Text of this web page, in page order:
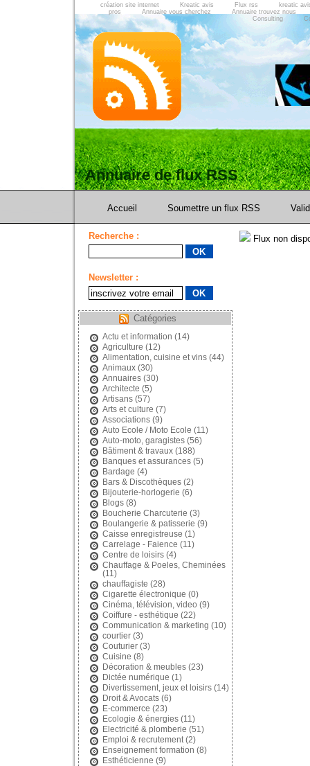
création site internet Kreatic avis Flux rss
kreatic
pros
Annuaire vous cherchez
Annuaire trouvez nous
Consulting
Annuaire de flux RSS
Accueil Soumettre un flux RSS
Recherche :
Newsletter :
Catégories
Actu et information (14)
Agriculture (12)
Alimentation, cuisine et vins(44)
Animaux(30)
Annuaires(30)
Architecte (5)
Artisans(57)
Arts et culture (7)
Associations(9)
Auto Ecole / Moto Ecole (11)
Auto-moto, garagistes(56)
Bâtiment & travaux(188)
Banques et assurances(5)
Bardage (4)
Bars & Discothèques(2)
Bijouterie-horlogerie (6)
Blogs(8)
Boucherie Charcuterie (3)
Boulangerie & patisserie (9)
Caisse enregistreuse (1)
Carrelage - Faience (11)
Centre de loisirs(4)
Chauffage & Poeles, Cheminées
(11)
chauffagiste (28)
Cigarette électronique (0)
Cinéma, télévision, video (9)
Coiffure - esthétique (22)
Communication & marketing (10)
courtier(3)
Couturier(3)
Cuisine (8)
Décoration & meubles(23)
Dictée numérique (1)
Divertissement, jeux et loisirs(14)
Droit & Avocats(6)
E-commerce (23)
Ecologie & énergies(11)
Electricité & plomberie (51)
Emploi & recrutement(2)
Enseignement formation (8)
Esthéticienne (9)
Flux non